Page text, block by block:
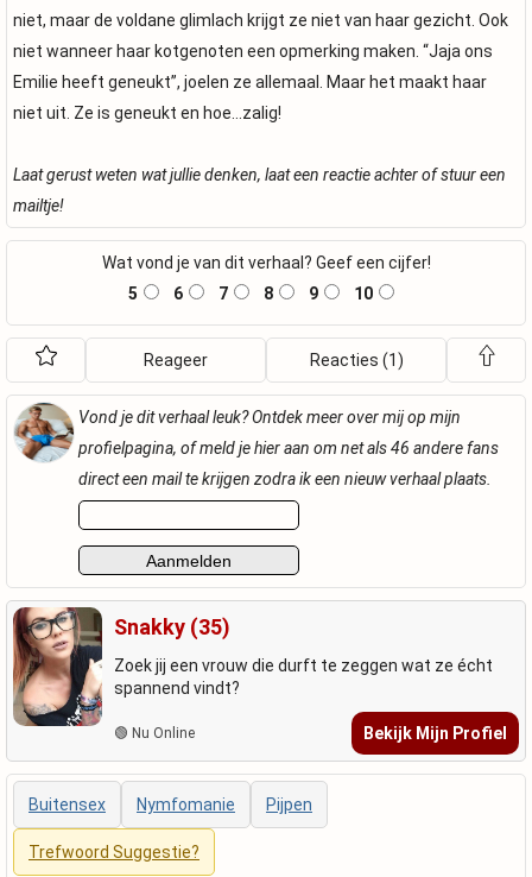
niet, maar de voldane glimlach krijgt ze niet van haar gezicht. Ook
niet wanneer haar kotgenoten een opmerking maken. “Jaja ons
Emilie heeft geneukt”, joelen ze allemaal. Maar het maakt haar
niet uit. Ze is geneukt en hoe…zalig!
Laat gerust weten wat jullie denken, laat een reactie achter of stuur een
mailtje!
Wat vond je van dit verhaal? Geef een cijfer!
5
6 7 8 9 10
Reageer Reacties (1)
Vond je dit verhaal leuk? Ontdek meer over mij op mijn
profielpagina, of meld je hier aan om net als 46 andere fans
direct een mail te krijgen zodra ik een nieuw verhaal plaats.
Snakky (35)
Zoek jij een vrouw die durft te zeggen wat ze écht
spannend vindt?
🟢 Nu Online Bekijk Mijn Profiel
Buitensex Nymfomanie Pijpen
Trefwoord Suggestie?